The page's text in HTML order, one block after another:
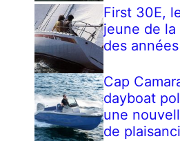
First 30E,
jeune de la
des
Cap
dayboat
une
de